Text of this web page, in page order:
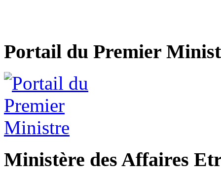
Portail du Premier
Ministère des Affaires